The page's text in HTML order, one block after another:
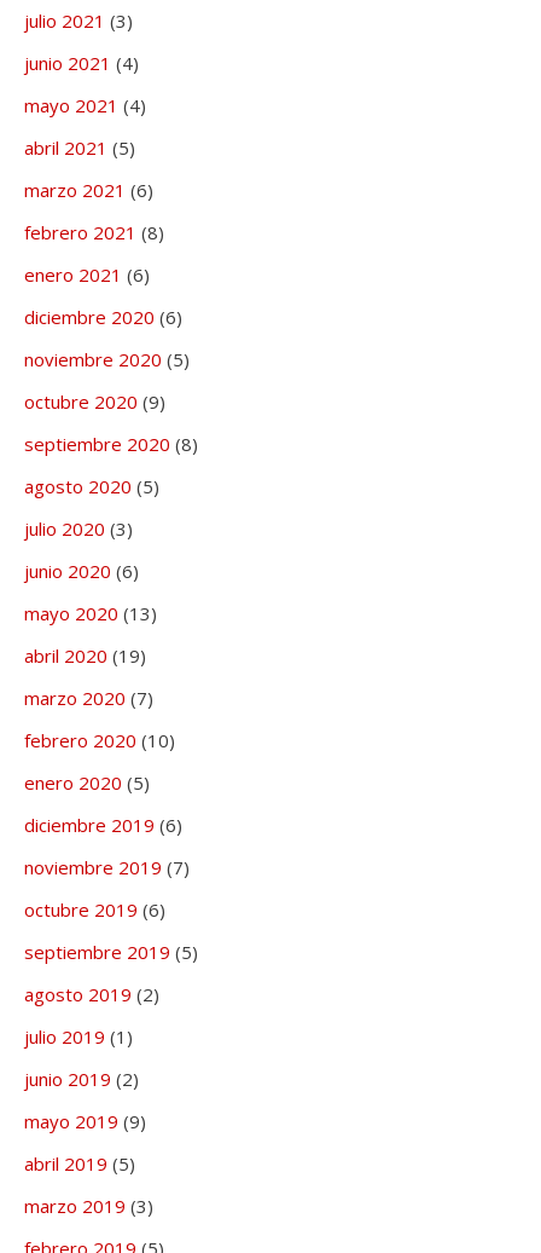
julio 2021 (3)
junio 2021 (4)
mayo 2021 (4)
abril 2021 (5)
marzo 2021 (6)
febrero 2021 (8)
enero 2021 (6)
diciembre 2020 (6)
noviembre 2020 (5)
octubre 2020 (9)
septiembre 2020 (8)
agosto 2020 (5)
julio 2020 (3)
junio 2020 (6)
mayo 2020 (13)
abril 2020 (19)
marzo 2020 (7)
febrero 2020 (10)
enero 2020 (5)
diciembre 2019 (6)
noviembre 2019 (7)
octubre 2019 (6)
septiembre 2019 (5)
agosto 2019 (2)
julio 2019 (1)
junio 2019 (2)
mayo 2019 (9)
abril 2019 (5)
marzo 2019 (3)